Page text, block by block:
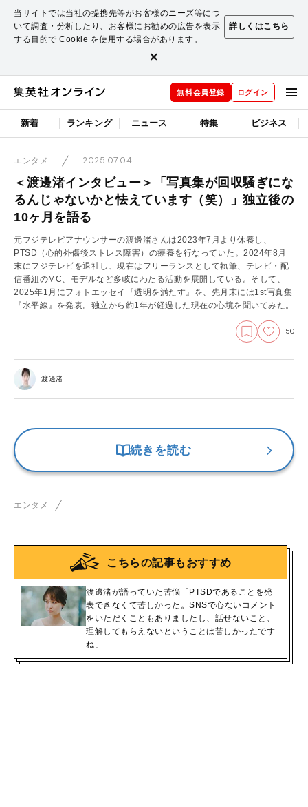
当サイトでは当社の提携先等がお客様のニーズ等につ
いて調査・分析したり、お客様にお勧めの広告を表示
する目的で Cookie を使用する場合があります。
詳しくはこちら
×
無料会員登録 ログイン
新着 ランキング ニュース 特集 ビジネス
エンタメ 2025.07.04
＜渡邊渚インタビュー＞「写真集が回収騒ぎにな
るんじゃないかと怯えています（笑）」独立後の
10ヶ月を語る
元フジテレビアナウンサーの渡邊渚さんは2023年7月より休養し、
PTSD（心的外傷後ストレス障害）の療養を行なっていた。2024年8月
末にフジテレビを退社し、現在はフリーランスとして執筆、テレビ・配
信番組のMC、モデルなど多岐にわたる活動を展開している。そして、
2025年1月にフォトエッセイ『透明を満たす』を、先月末には1st写真集
『水平線』を発表。独立から約1年が経過した現在の心境を聞いてみた。
50
渡邊渚
続きを読む
エンタメ
こちらの記事もおすすめ
渡邊渚が語っていた苦悩「PTSDであることを発
表できなくて苦しかった。SNSで心ないコメント
をいただくこともありましたし、話せないこと、
理解してもらえないということは苦しかったです
ね」